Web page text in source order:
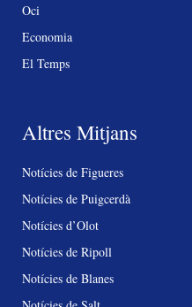
Oci
Economia
El Temps
Altres Mitjans
Notícies de Figueres
Notícies de Puigcerdà
Notícies d’Olot
Notícies de Ripoll
Notícies de Blanes